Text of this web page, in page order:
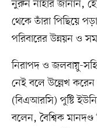
নুরুন নাহার জানান,
থেকে তাঁরা পিছিয়ে
পরিবারের উন্নয়ন ও
নিরাপদ ও জলবায়ু-
নেই বলে উল্লেখ করেন
(বিএআরসি) পুষ্টি
বলেন, বৈশ্বিক